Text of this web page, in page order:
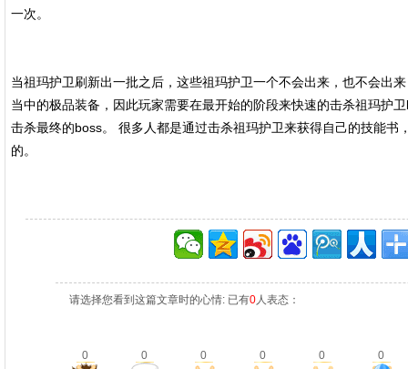
一次。
当祖玛护卫刷新出一批之后，这些祖玛护卫一个不会出来，也不会出
当中的极品装备，因此玩家需要在最开始的阶段来快速的击杀祖玛护
击杀最终的boss。 很多人都是通过击杀祖玛护卫来获得自己的技能书
的。
请选择您看到这篇文章时的心情: 已有0人表态：
0 0 0 0 0 0